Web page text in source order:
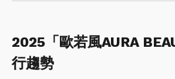
2025「歐若風AURA
行趨勢